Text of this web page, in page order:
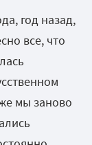
год назад,
все, что
мы заново